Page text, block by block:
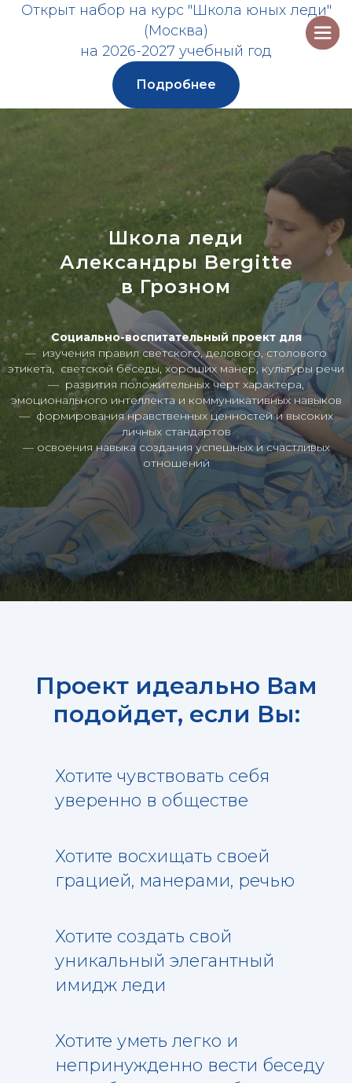
Открыт набор на курс "Школа юных леди"
(Москва)
на 2026-2027 учебный год
Подробнее
Школа леди
Александры Bergitte
в Грозном
Социально-воспитательный проект для
— изучения правил светского, делового, столового
этикета, светской беседы, хороших манер, культуры речи
— развития положительных черт характера,
эмоционального интеллекта и коммуникативных навыков
— формирования нравственных ценностей и высоких
личных стандартов
— освоения навыка создания успешных и счастливых
отношений
Проект идеально Вам
подойдет, если Вы:
Хотите чувствовать себя
уверенно в обществе
Хотите восхищать своей
грацией, манерами, речью
Хотите создать свой
уникальный элегантный
имидж леди
Хотите уметь легко и
непринужденно вести беседу